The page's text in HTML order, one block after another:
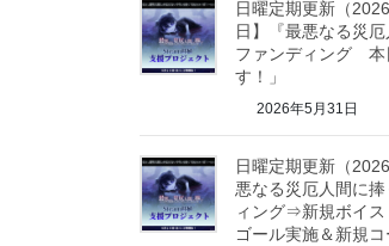
日曜定期更新（
日】『最悪なる災
ファンディング 本
す！」
2026年5月31日
日曜定期更新（
悪なる災厄人間に
ィング⇒新規ボイス
ゴール実施＆新規